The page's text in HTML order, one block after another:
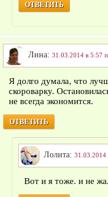
ОТВЕТИТЬ
Лина: 31.03.2014 в 5:57
Я долго думала, что
скороварку.
не всегда экономится.
ОТВЕТИТЬ
Лолита: 31.03.2014
Вот и я тоже. и не